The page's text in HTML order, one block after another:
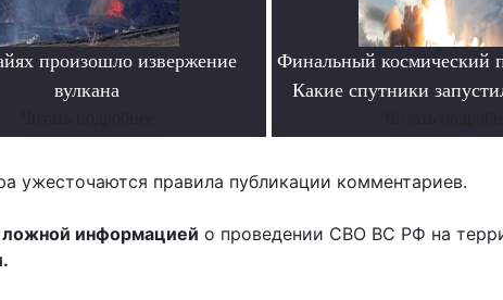
произошло извержение
вулкана
Финальный космический
Какие спутники
ужесточаются правила публикации комментариев.
информацией о проведении СВО ВС РФ на